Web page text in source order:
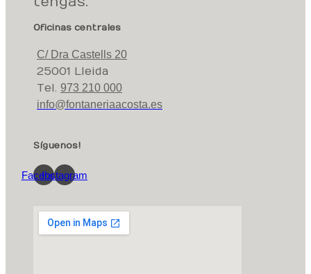
Oficinas centrales
C/ Dra Castells 20
25001 Lleida
Tel. 973 210 000
info@fontaneriaacosta.es
Síguenos!
Facebook
Instagram